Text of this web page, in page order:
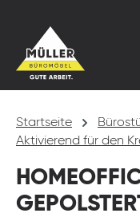
Startseite
Aktivierend für den